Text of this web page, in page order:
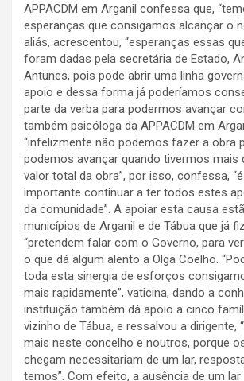
APPACDM em Arganil confessa que,
esperanças que consigamos alcançar o
aliás, acrescentou, “esperanças essas
foram dadas pela secretária de Estado,
Antunes, pois pode abrir uma linha
apoio e dessa forma já poderíamos
parte da verba para podermos avançar
também psicóloga da APPACDM em
“infelizmente não podemos fazer a obra
podemos avançar quando tivermos mais
valor total da obra”, por isso, confessa,
importante continuar a ter todos estes
da comunidade”. A apoiar esta causa
municípios de Arganil e de Tábua que já
“pretendem falar com o Governo, para
o que dá algum alento a Olga Coelho.
toda esta sinergia de esforços
mais rapidamente”, vaticina, dando a
instituição também dá apoio a cinco
vizinho de Tábua, e ressalvou a dirigente,
mais neste concelho e noutros, porque
chegam necessitariam de um lar,
temos”. Com efeito, a ausência de um lar